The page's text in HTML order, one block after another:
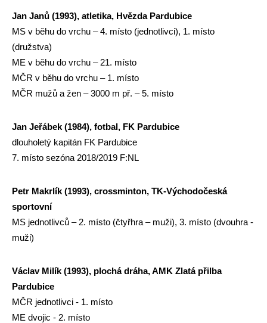
Jan Janů (1993), atletika, Hvězda Pardubice
MS v běhu do vrchu – 4. místo (jednotlivci), 1. místo
(družstva)
ME v běhu do vrchu – 21. místo
MČR v běhu do vrchu – 1. místo
MČR mužů a žen – 3000 m př. – 5. místo
Jan Jeřábek (1984), fotbal, FK Pardubice
dlouholetý kapitán FK Pardubice
7. místo sezóna 2018/2019 F:NL
Petr Makrlík (1993), crossminton, TK-Východočeská
sportovní
MS jednotlivců – 2. místo (čtyřhra – muži), 3. místo (dvouhra -
muži)
Václav Milík (1993), plochá dráha, AMK Zlatá přilba
Pardubice
MČR jednotlivci - 1. místo
ME dvojic - 2. místo